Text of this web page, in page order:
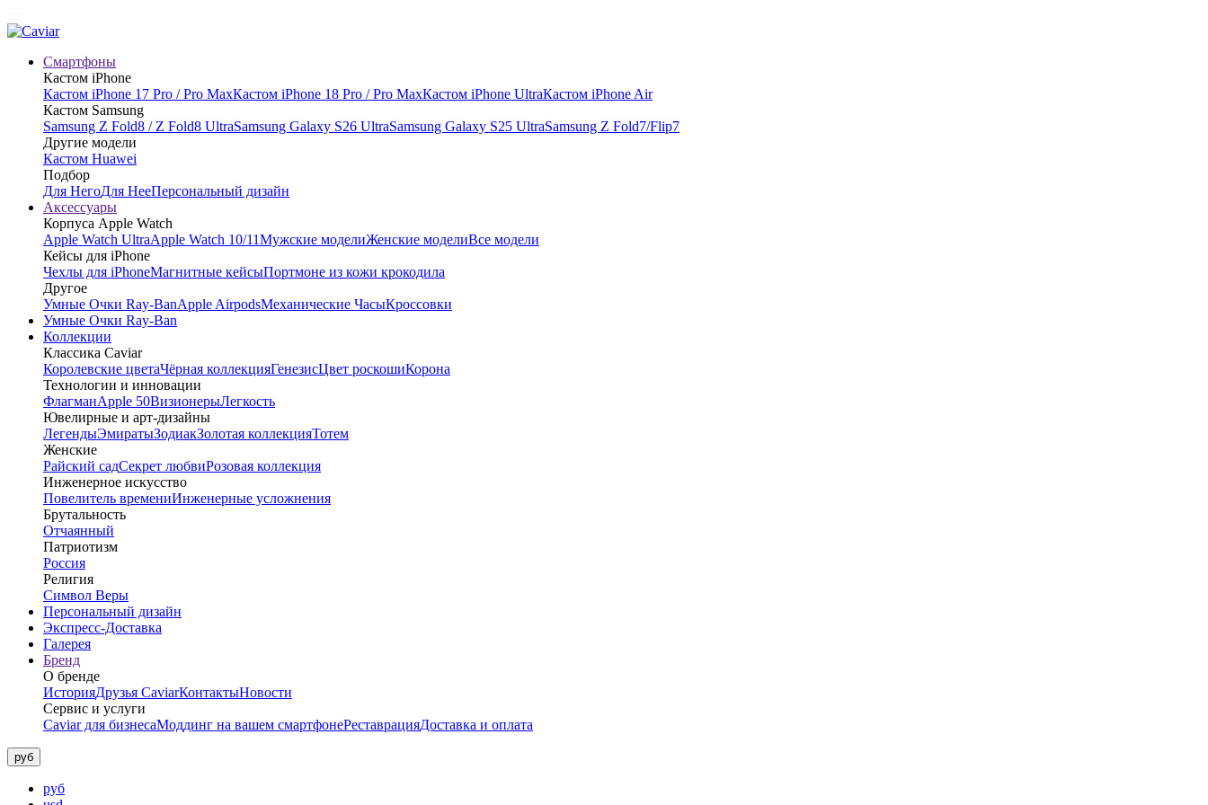
Смартфоны
Кастом iPhone
Кастом iPhone 17 Pro / Pro MaxКастом iPhone 18 Pro / Pro MaxКастом iPhone UltraКастом iPhone Air
Кастом Samsung
Samsung Z Fold8 / Z Fold8 UltraSamsung Galaxy S26 UltraSamsung Galaxy S25 UltraSamsung Z Fold7/Flip7
Другие модели
Кастом Huawei
Подбор
Для НегоДля НееПерсональный дизайн
Аксессуары
Корпуса Apple Watch
Apple Watch UltraApple Watch 10/11Мужские моделиЖенские моделиВсе модели
Кейсы для iPhone
Чехлы для iPhoneМагнитные кейсыПортмоне из кожи крокодила
Другое
Умные Очки Ray-BanApple AirpodsМеханические ЧасыКроссовки
Умные Очки Ray-Ban
Коллекции
Классика Caviar
Королевские цветаЧёрная коллекцияГенезисЦвет роскошиКорона
Технологии и инновации
ФлагманApple 50ВизионерыЛегкость
Ювелирные и арт-дизайны
ЛегендыЭмиратыЗодиакЗолотая коллекцияТотем
Женские
Райский садСекрет любвиРозовая коллекция
Инженерное искусство
Повелитель времениИнженерные усложнения
Брутальность
Отчаянный
Патриотизм
Россия
Религия
Символ Веры
Персональный дизайн
Экспресс-Доставка
Галерея
Бренд
О бренде
ИсторияДрузья CaviarКонтактыНовости
Сервис и услуги
Caviar для бизнесаМоддинг на вашем смартфонеРеставрацияДоставка и оплата
руб
руб